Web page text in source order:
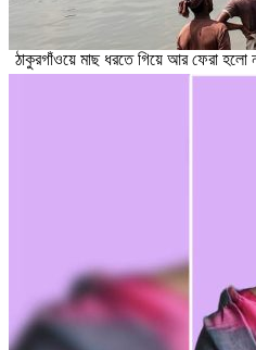
ঠাকুরগাঁওয়ে মাছ ধরতে গিয়ে আর ফেরা হলো